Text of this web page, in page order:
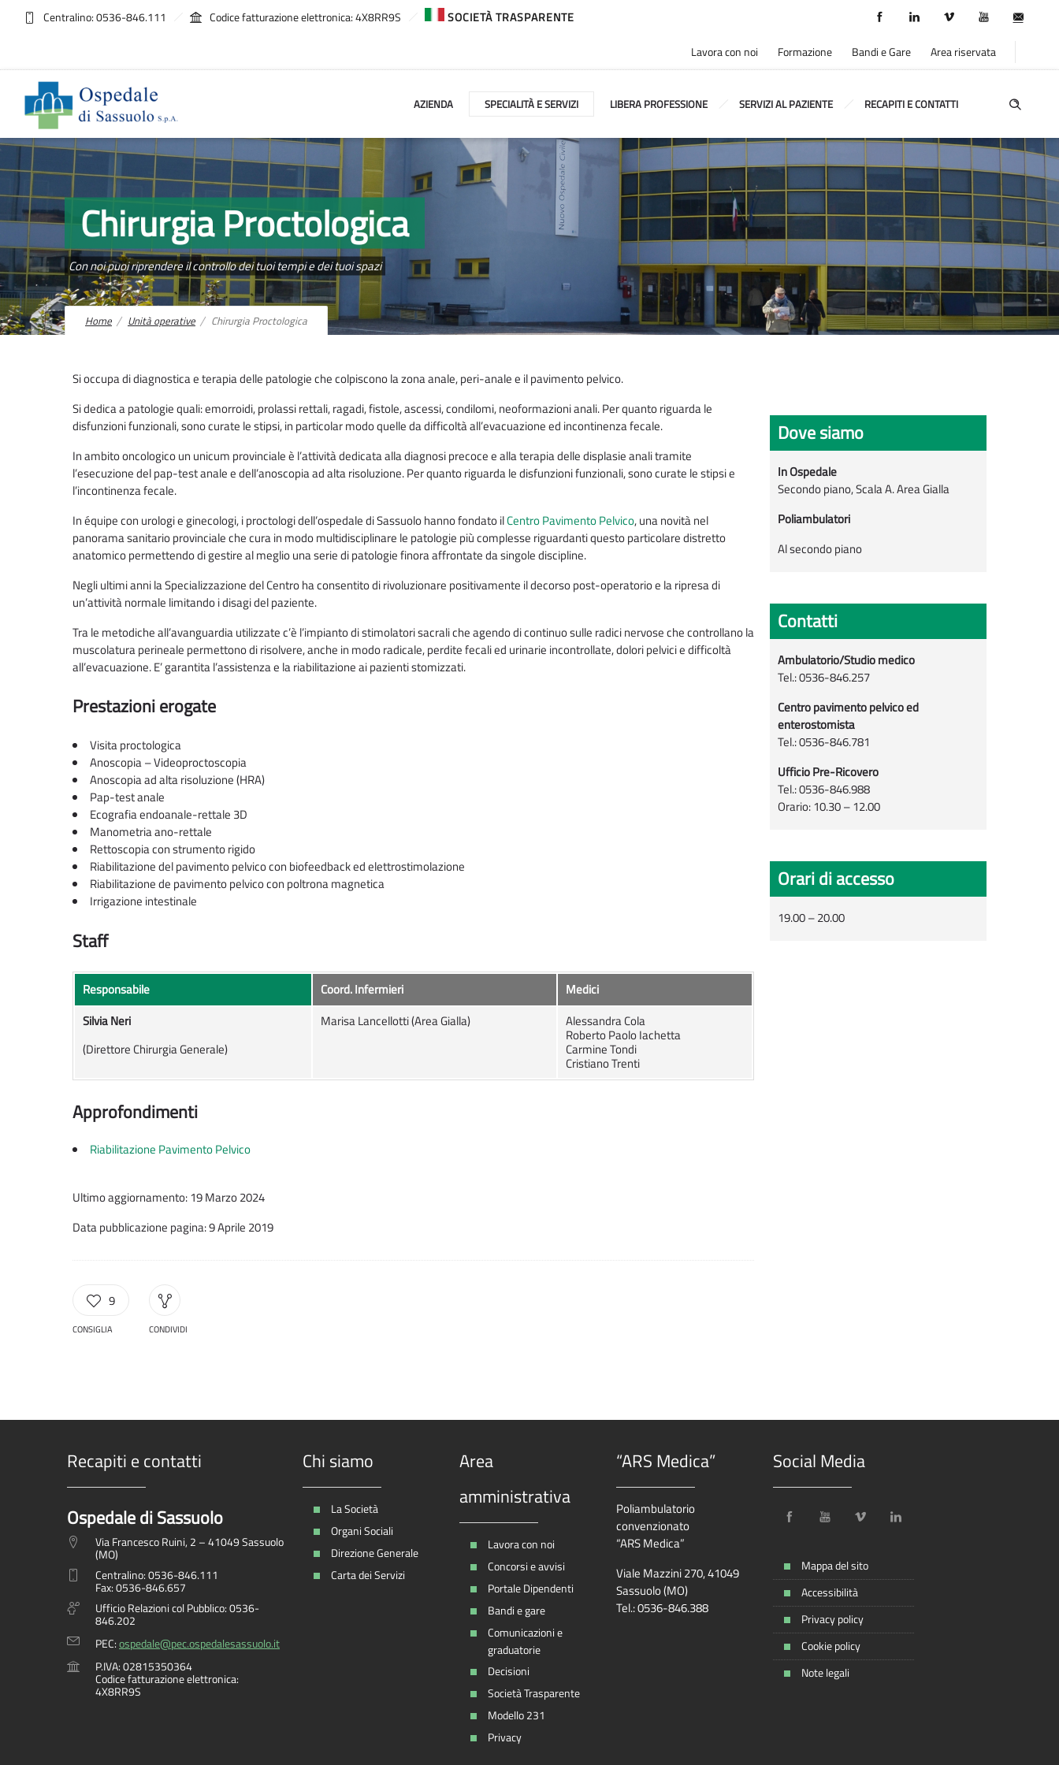
Centralino: 0536-846.111 Codice fatturazione elettronica: 4X8RR9S SOCIETÀ TRASPARENTE
Lavora con noi Formazione Bandi e Gare Area riservata
AZIENDA SPECIALITÀ E SERVIZI LIBERA PROFESSIONE SERVIZI AL PAZIENTE RECAPITI E CONTATTI
Chirurgia Proctologica
Con noi puoi riprendere il controllo dei tuoi tempi e dei tuoi spazi
Home Unità operative Chirurgia Proctologica
Si occupa di diagnostica e terapia delle patologie che colpiscono la zona anale, peri-anale e il pavimento pelvico.
Si dedica a patologie quali: emorroidi, prolassi rettali, ragadi, fistole, ascessi, condilomi, neoformazioni anali. Per quanto riguarda le
disfunzioni funzionali, sono curate le stipsi, in particolar modo quelle da difficoltà all’evacuazione ed incontinenza fecale.
In ambito oncologico un unicum provinciale è l’attività dedicata alla diagnosi precoce e alla terapia delle displasie anali tramite
l’esecuzione del pap-test anale e dell’anoscopia ad alta risoluzione. Per quanto riguarda le disfunzioni funzionali, sono curate le stipsi e
l’incontinenza fecale.
In équipe con urologi e ginecologi, i proctologi dell’ospedale di Sassuolo hanno fondato ilCentro Pavimento Pelvico, una novità nel
panorama sanitario provinciale che cura in modo multidisciplinare le patologie più complesse riguardanti questo particolare distretto
anatomico permettendo di gestire al meglio una serie di patologie finora affrontate da singole discipline.
Negli ultimi anni la Specializzazione del Centro ha consentito di rivoluzionare positivamente il decorso post-operatorio e la ripresa di
un’attività normale limitando i disagi del paziente.
Tra le metodiche all’avanguardia utilizzate c’è l’impianto di stimolatori sacrali che agendo di continuo sulle radici nervose che controllano la
muscolatura perineale permettono di risolvere, anche in modo radicale, perdite fecali ed urinarie incontrollate, dolori pelvici e difficoltà
all’evacuazione. E’ garantita l’assistenza e la riabilitazione ai pazienti stomizzati.
Prestazioni erogate
Visita proctologica
Anoscopia – Videoproctoscopia
Anoscopia ad alta risoluzione (HRA)
Pap-test anale
Ecografia endoanale-rettale 3D
Manometria ano-rettale
Rettoscopia con strumento rigido
Riabilitazione del pavimento pelvico con biofeedback ed elettrostimolazione
Riabilitazione de pavimento pelvico con poltrona magnetica
Irrigazione intestinale
Staff
Responsabile Coord. Infermieri
Medici
Silvia Neri
(Direttore Chirurgia Generale)
Marisa Lancellotti (Area Gialla) Alessandra Cola
Roberto Paolo Iachetta
Carmine Tondi
Cristiano Trenti
Approfondimenti
Riabilitazione Pavimento Pelvico
Ultimo aggiornamento: 19 Marzo 2024
Data pubblicazione pagina: 9 Aprile 2019
9
CONSIGLIA CONDIVIDI
Dove siamo
In Ospedale
Secondo piano, Scala A. Area Gialla
Poliambulatori
Al secondo piano
Contatti
Ambulatorio/Studio medico
Tel.: 0536-846.257
Centro pavimento pelvico ed
enterostomista
Tel.: 0536-846.781
Ufficio Pre-Ricovero
Tel.: 0536-846.988
Orario: 10.30 – 12.00
Orari di accesso
19.00 – 20.00
Recapiti e contatti
Ospedale di Sassuolo
Via Francesco Ruini, 2 – 41049 Sassuolo
(MO)
Centralino: 0536-846.111
Fax: 0536-846.657
Ufficio Relazioni col Pubblico: 0536-
846.202
PEC:ospedale@pec.ospedalesassuolo.it
P.IVA: 02815350364
Codice fatturazione elettronica:
4X8RR9S
Chi siamo
La Società
Organi Sociali
Direzione Generale
Carta dei Servizi
Area
amministrativa
Lavora con noi
Concorsi e avvisi
Portale Dipendenti
Bandi e gare
Comunicazioni e
graduatorie
Decisioni
Società Trasparente
Modello 231
Privacy
“ARS Medica”
Poliambulatorio
convenzionato
“ARS Medica”
Viale Mazzini 270, 41049
Sassuolo (MO)
Tel.: 0536-846.388
Social Media
Mappa del sito
Accessibilità
Privacy policy
Cookie policy
Note legali